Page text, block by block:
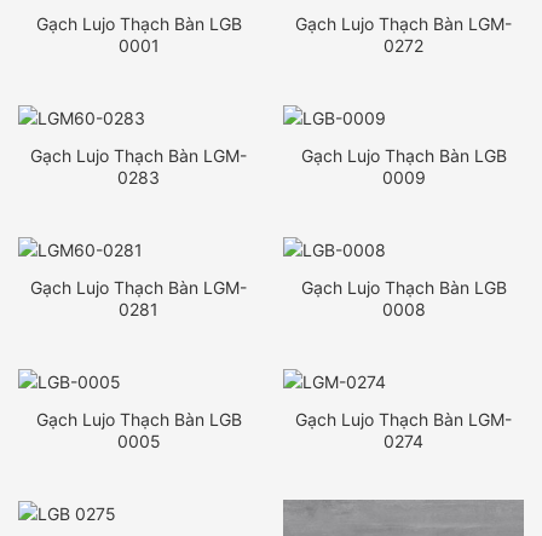
Gạch Lujo Thạch Bàn LGB
0001
Gạch Lujo Thạch Bàn LGM-
0272
Gạch Lujo Thạch Bàn LGM-
0283
Gạch Lujo Thạch Bàn LGB
0009
Gạch Lujo Thạch Bàn LGM-
0281
Gạch Lujo Thạch Bàn LGB
0008
Gạch Lujo Thạch Bàn LGB
0005
Gạch Lujo Thạch Bàn LGM-
0274